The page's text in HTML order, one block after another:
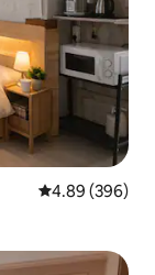
औसत रेटिंग 5 में से
4.89 (396)